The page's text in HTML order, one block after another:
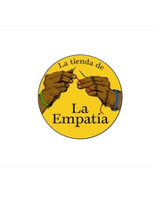
contenido